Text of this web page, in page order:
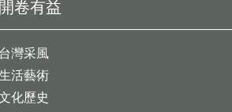
開卷有益
台灣采風
活藝術
化歷史